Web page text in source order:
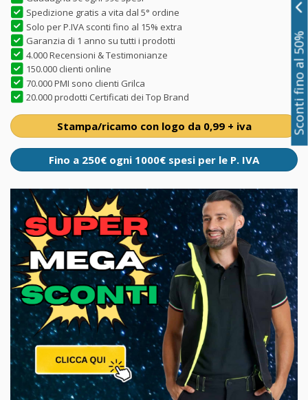
Spedizione gratis a vita dal 5° ordine
Solo per P.IVA sconti fino al 15% extra
Garanzia di 1 anno su tutti i prodotti
4.000 Recensioni & Testimonianze
150.000 clienti online
70.000 PMI sono clienti Grilca
20.000 prodotti Certificati dei Top Brand
Stampa/ricamo con logo da 0,99 + iva
Fino a 250€ ogni 1000€ spesi per le P. IVA
Sconti fino al 50%